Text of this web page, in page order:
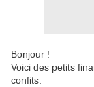
Bonjour !
Voici des petits
confits.